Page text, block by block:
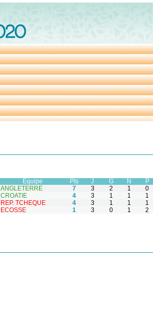
Equipe Pts J G N P
ANGLETERRE 7 3 2 1 0
CROATIE 4 3 1 1 1
REP. TCHEQUE 4 3 1 1 1
ECOSSE 1 3 0 1 2